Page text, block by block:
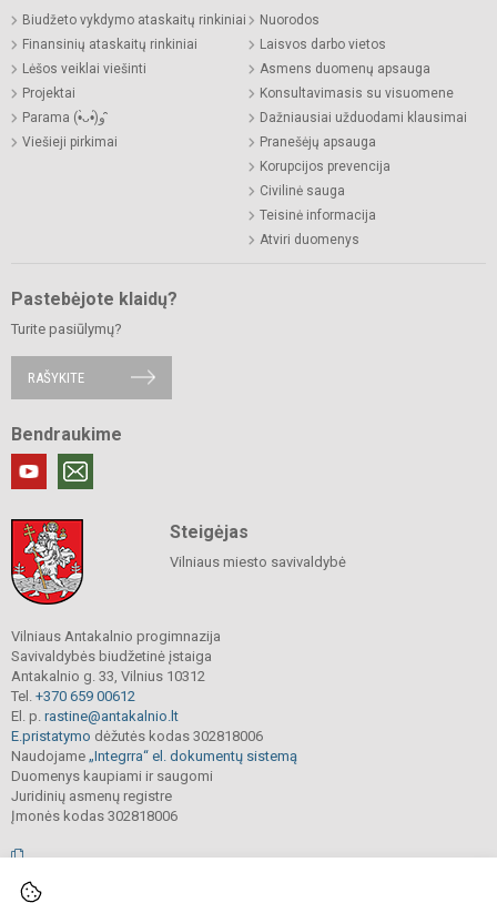
Biudžeto vykdymo ataskaitų rinkiniai
Finansinių ataskaitų rinkiniai
Lėšos veiklai viešinti
Projektai
Parama (•̀ᴗ•́)و ̑̑
Viešieji pirkimai
Nuorodos
Laisvos darbo vietos
Asmens duomenų apsauga
Konsultavimasis su visuomene
Dažniausiai užduodami klausimai
Pranešėjų apsauga
Korupcijos prevencija
Civilinė sauga
Teisinė informacija
Atviri duomenys
Pastebėjote klaidų?
Turite pasiūlymų?
RAŠYKITE
Bendraukime
Steigėjas
Vilniaus miesto savivaldybė
Vilniaus Antakalnio progimnazija
Savivaldybės biudžetinė įstaiga
Antakalnio g. 33, Vilnius 10312
Tel. +370 659 00612
El. p. rastine@antakalnio.lt
E.pristatymo dėžutės kodas 302818006
Naudojame „Integrra“ el. dokumentų sistemą
Duomenys kaupiami ir saugomi
Juridinių asmenų registre
Įmonės kodas 302818006